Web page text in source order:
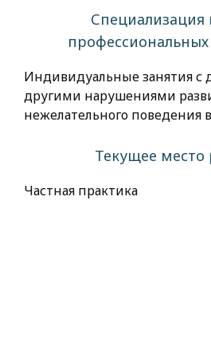
Специализация
Индивидуальные занятия с
другими нарушениями
нежелательного
Текущее место
Частная практика